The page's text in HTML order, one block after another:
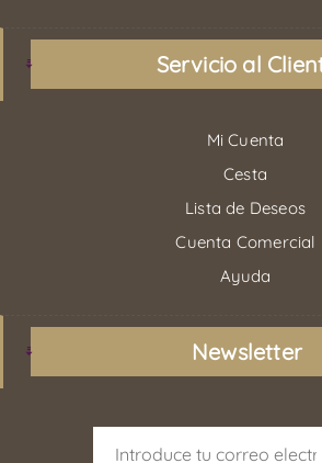
Servicio al
Mi Cuenta
Cesta
Lista de Deseos
Cuenta Comercial
Ayuda
Newsletter